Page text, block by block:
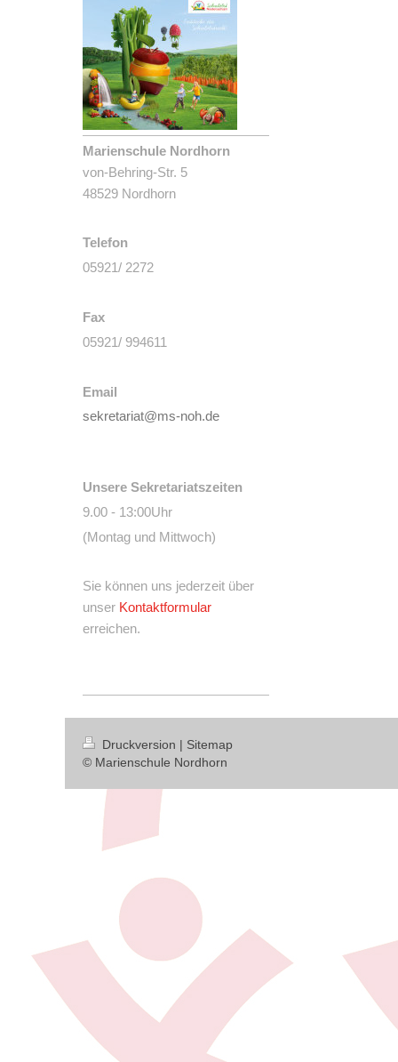
Marienschule Nordhorn
von-Behring-Str. 5
48529 Nordhorn
Telefon
05921/ 2272
Fax
05921/ 994611
Email
sekretariat@ms-noh.de
Unsere Sekretariatszeiten
9.00 - 13:00Uhr
(Montag und Mittwoch)
Sie können uns jederzeit über
unser Kontaktformular
erreichen.
Druckversion | Sitemap
© Marienschule Nordhorn